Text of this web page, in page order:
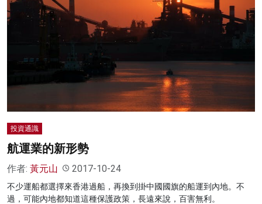
投資通識
航運業的新形勢
作者: 黃元山 2017-10-24
不少運船都選擇來香港過船，再換到掛中國國旗的船運到內地。不
過，可能內地都知道這種保護政策，長遠來說，百害無利。